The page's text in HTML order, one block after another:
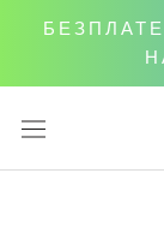
съдържанието